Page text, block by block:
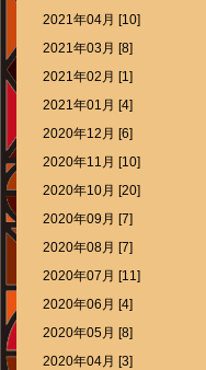
2021年04月 [10]
2021年03月 [8]
2021年02月 [1]
2021年01月 [4]
2020年12月 [6]
2020年11月 [10]
2020年10月 [20]
2020年09月 [7]
2020年08月 [7]
2020年07月 [11]
2020年06月 [4]
2020年05月 [8]
2020年04月 [3]